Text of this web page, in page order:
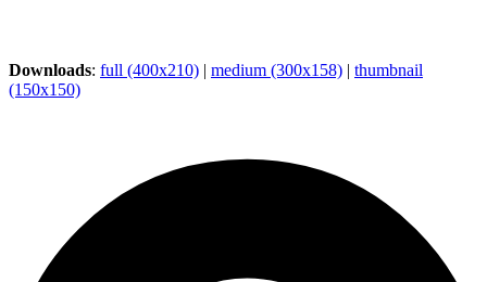
Downloads: full (400x210) | medium (300x158) | thumbnail
(150x150)